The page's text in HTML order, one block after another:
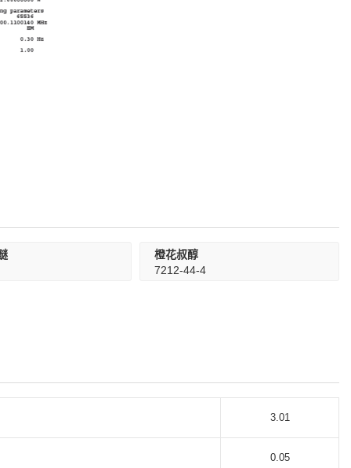
橙花叔醇
7212-44-4
3.01
0.05